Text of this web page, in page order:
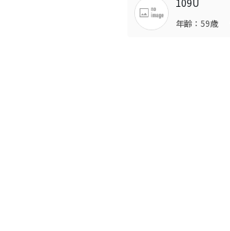
年齢：59歳